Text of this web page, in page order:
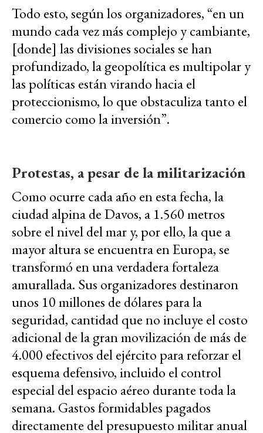
Todo esto, según los organizadores, “en un
mundo cada vez más complejo y cambiante,
[donde] las divisiones sociales se han
profundizado, la geopolítica es multipolar y
las políticas están virando hacia el
proteccionismo, lo que obstaculiza tanto el
comercio como la inversión”.
Protestas, a pesar de la militarización
Como ocurre cada año en esta fecha, la
ciudad alpina de Davos, a 1.560 metros
sobre el nivel del mar y, por ello, la que a
mayor altura se encuentra en Europa, se
transformó en una verdadera fortaleza
amurallada. Sus organizadores destinaron
unos 10 millones de dólares para la
seguridad, cantidad que no incluye el costo
adicional de la gran movilización de más de
4.000 efectivos del ejército para reforzar el
esquema defensivo, incluido el control
especial del espacio aéreo durante toda la
semana. Gastos formidables pagados
directamente del presupuesto militar anual